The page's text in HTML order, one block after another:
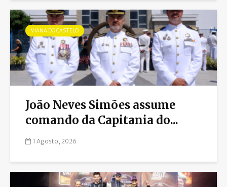
VIANA DO CASTELO
João Neves Simões assume
comando da Capitania do...
1 Agosto, 2026